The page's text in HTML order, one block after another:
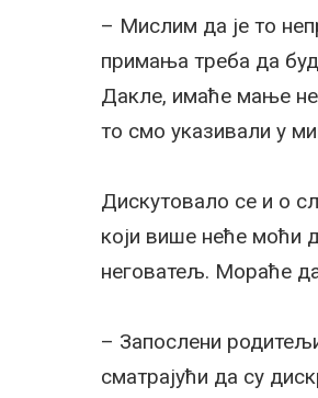
– Мислим да је то
примања треба да
Дакле, имаће мање
то смо указивали у
Дискутовало се и о
који више неће моћи
неговатељ. Мораће
– Запослени
сматрајући да су